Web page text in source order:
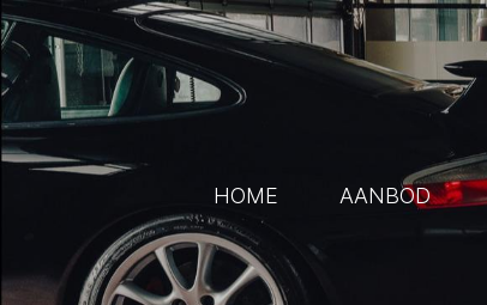
HOME AANBOD